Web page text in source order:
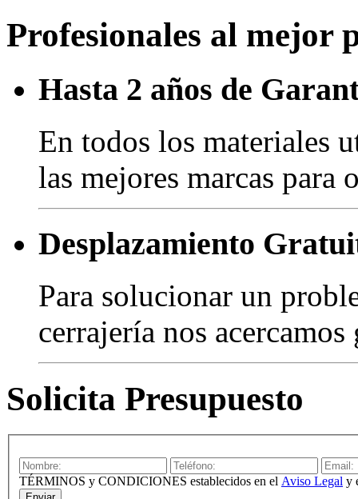
Profesionales al mejor
Hasta 2 años de
En todos los materiales
las mejores marcas para
Desplazamiento
Para solucionar un
cerrajería nos
Solicita Presupuesto
TÉRMINOS y CONDICIONES establecidos en el Aviso Legal y